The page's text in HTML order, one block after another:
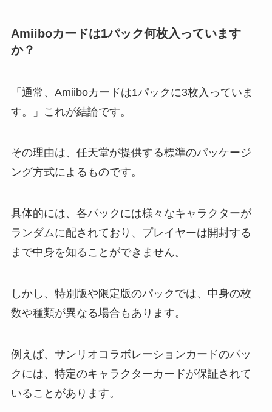
Amiiboカードは1パック何枚入っています
か？
「通常、Amiiboカードは1パックに3枚入っていま
す。」これが結論です。
その理由は、任天堂が提供する標準のパッケージ
ング方式によるものです。
具体的には、各パックには様々なキャラクターが
ランダムに配されており、プレイヤーは開封する
まで中身を知ることができません。
しかし、特別版や限定版のパックでは、中身の枚
数や種類が異なる場合もあります。
例えば、サンリオコラボレーションカードのパッ
クには、特定のキャラクターカードが保証されて
いることがあります。